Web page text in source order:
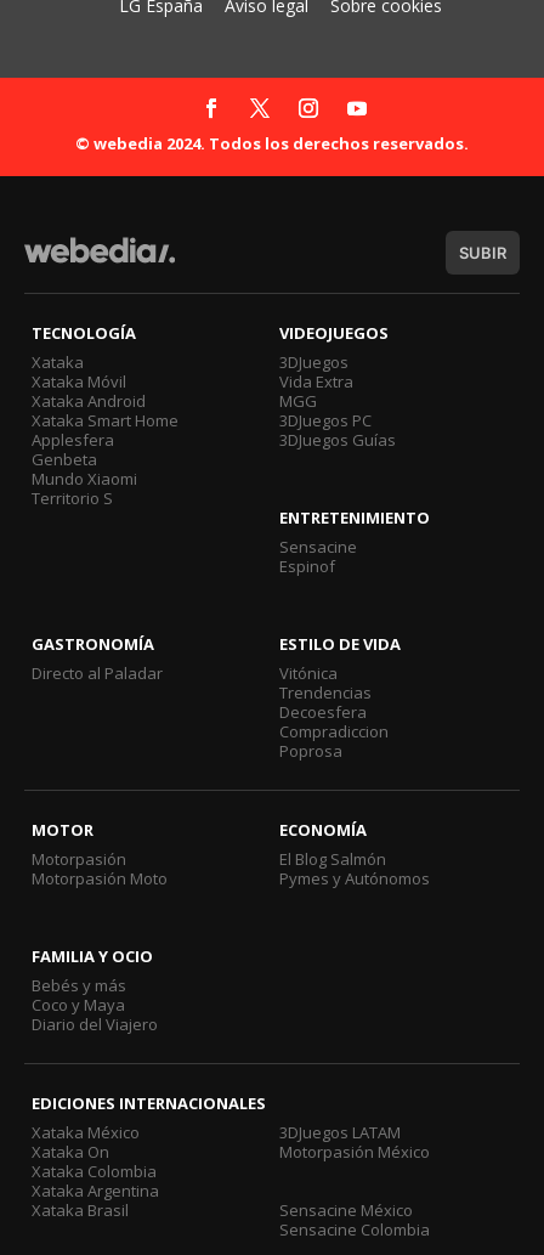
LG España Aviso legal Sobre cookies
© webedia 2024. Todos los derechos reservados.
SUBIR
TECNOLOGÍA
Xataka
Xataka Móvil
Xataka Android
Xataka Smart Home
Applesfera
Genbeta
Mundo Xiaomi
Territorio S
VIDEOJUEGOS
3DJuegos
Vida Extra
MGG
3DJuegos PC
3DJuegos Guías
ENTRETENIMIENTO
Sensacine
Espinof
GASTRONOMÍA
Directo al Paladar
ESTILO DE VIDA
Vitónica
Trendencias
Decoesfera
Compradiccion
Poprosa
MOTOR
Motorpasión
Motorpasión Moto
ECONOMÍA
El Blog Salmón
Pymes y Autónomos
FAMILIA Y OCIO
Bebés y más
Coco y Maya
Diario del Viajero
EDICIONES INTERNACIONALES
Xataka México
Xataka On
Xataka Colombia
Xataka Argentina
Xataka Brasil
3DJuegos LATAM
Motorpasión México
Sensacine México
Sensacine Colombia